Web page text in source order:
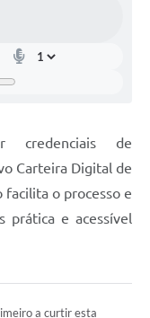
credenciais de
Carteira Digital de
facilita o processo e
prática e acessível
a curtir esta